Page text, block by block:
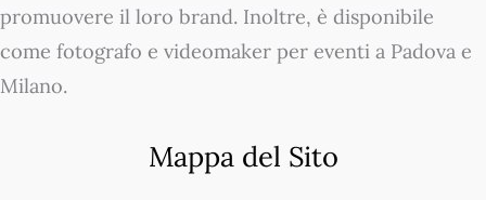
promuovere il loro brand. Inoltre, è disponibile
come fotografo e videomaker per eventi a Padova e
Milano.
Mappa del Sito